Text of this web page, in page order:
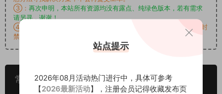
③： 再次申明，本站所有资源均没有露点、纯绿色版本，若有需求
请另寻，谢谢！
④：链接请勿外传搬运(包含无差别批量下载)，检测到后权限将被封
禁（后台会综合判断）
常见问题
站点提示
2026年08月活动热门进行中，具体可参考
【2026最新活动】，注册会员记得收藏发布页